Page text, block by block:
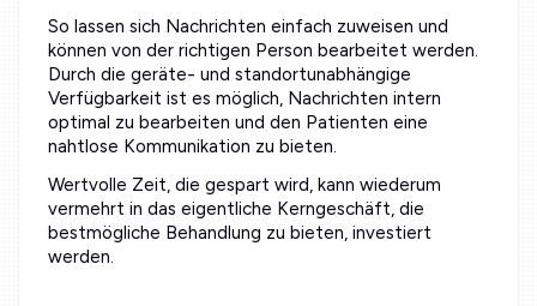
So lassen sich Nachrichten einfach zuweisen und
können von der richtigen Person bearbeitet werden.
Durch die geräte- und standortunabhängige
Verfügbarkeit ist es möglich, Nachrichten intern
optimal zu bearbeiten und den Patienten eine
nahtlose Kommunikation zu bieten.
Wertvolle Zeit, die gespart wird, kann wiederum
vermehrt in das eigentliche Kerngeschäft, die
bestmögliche Behandlung zu bieten, investiert
werden.